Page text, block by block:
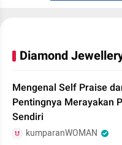
Diamond
Mengenal Self Praise
Pentingnya Merayakan
Sendiri
kumparanWOMAN